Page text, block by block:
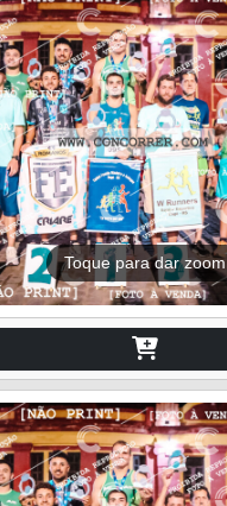
Toque para dar zoom